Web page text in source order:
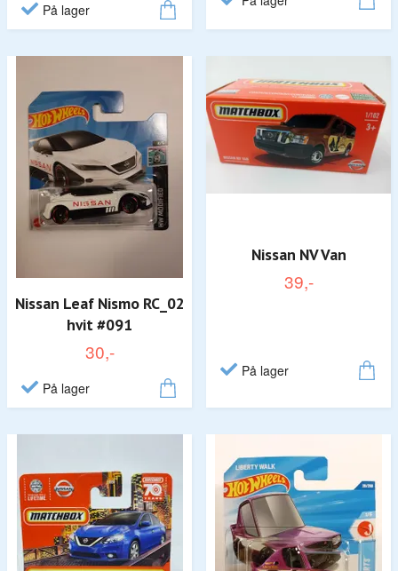
På lager
Nissan Leaf Nismo RC_02
hvit #091
30,-
På lager
Nissan NV Van
39,-
På lager